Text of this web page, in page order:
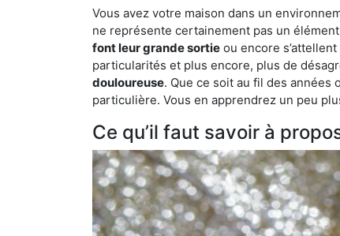
Vous avez votre maison dans un
ne représente certainement pas un
font leur grande sortie ou encore
particularités et plus encore, plus de
douloureuse. Que ce soit au fil des années
particulière. Vous en apprendrez un peu
Ce qu’il faut savoir à